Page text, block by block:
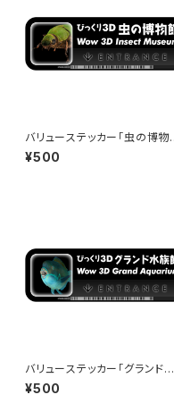
バリューステッカー「虫の博物
館」 - 150x50mm - Wow 3D
Museum Entrance
¥500
バリューステッカー「グランド水
族館」 - 150x50mm - Wow 3
D Museum Entrance
¥500